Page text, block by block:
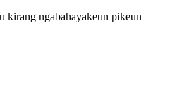
kirang ngabahayakeun pikeun